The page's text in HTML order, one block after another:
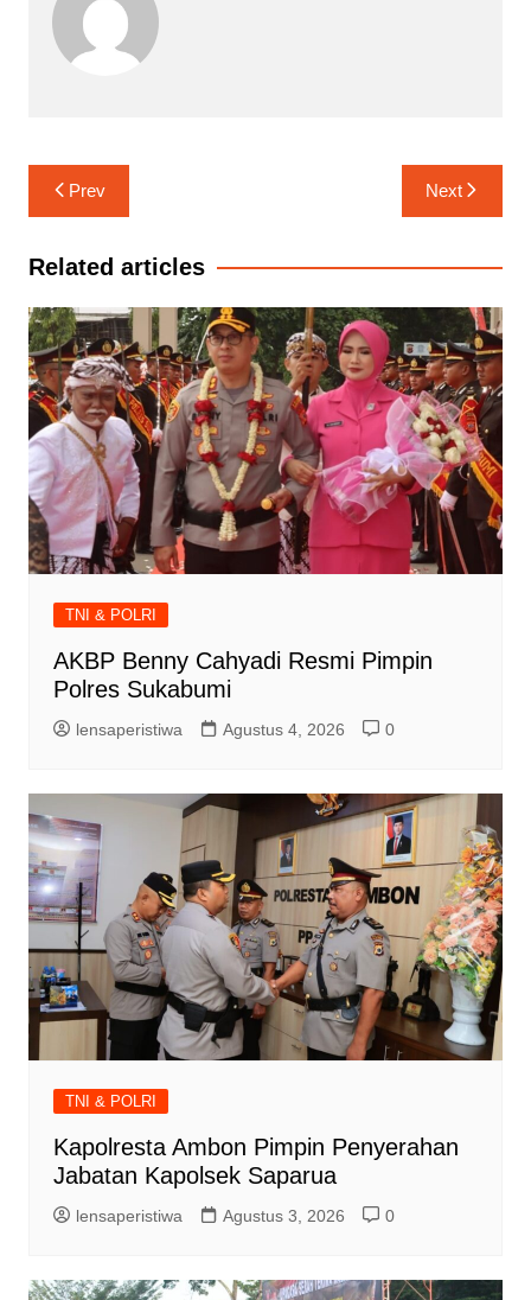
Navigasi
pos
Prev Next
Related articles
TNI & POLRI
AKBP Benny Cahyadi Resmi Pimpin
Polres Sukabumi
lensaperistiwa Agustus 4, 2026 0
TNI & POLRI
Kapolresta Ambon Pimpin Penyerahan
Jabatan Kapolsek Saparua
lensaperistiwa Agustus 3, 2026 0